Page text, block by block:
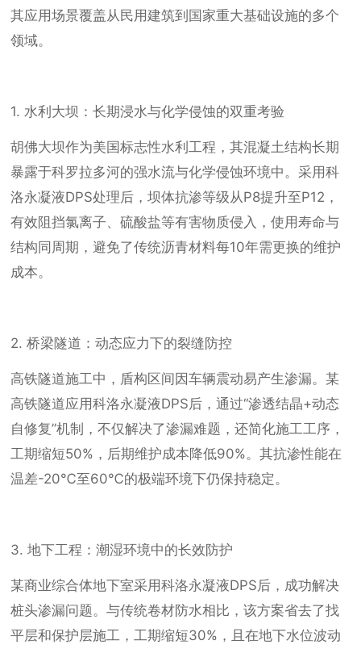
其应用场景覆盖从民用建筑到国家重大基础设施的多个
领域。
1. 水利大坝：长期浸水与化学侵蚀的双重考验
胡佛大坝作为美国标志性水利工程，其混凝土结构长期
暴露于科罗拉多河的强水流与化学侵蚀环境中。采用科
洛永凝液DPS处理后，坝体抗渗等级从P8提升至P12，
有效阻挡氯离子、硫酸盐等有害物质侵入，使用寿命与
结构同周期，避免了传统沥青材料每10年需更换的维护
成本。
2. 桥梁隧道：动态应力下的裂缝防控
高铁隧道施工中，盾构区间因车辆震动易产生渗漏。某
高铁隧道应用科洛永凝液DPS后，通过“渗透结晶+动态
自修复”机制，不仅解决了渗漏难题，还简化施工工序，
工期缩短50%，后期维护成本降低90%。其抗渗性能在
温差-20℃至60℃的极端环境下仍保持稳定。
3. 地下工程：潮湿环境中的长效防护
某商业综合体地下室采用科洛永凝液DPS后，成功解决
桩头渗漏问题。与传统卷材防水相比，该方案省去了找
平层和保护层施工，工期缩短30%，且在地下水位波动